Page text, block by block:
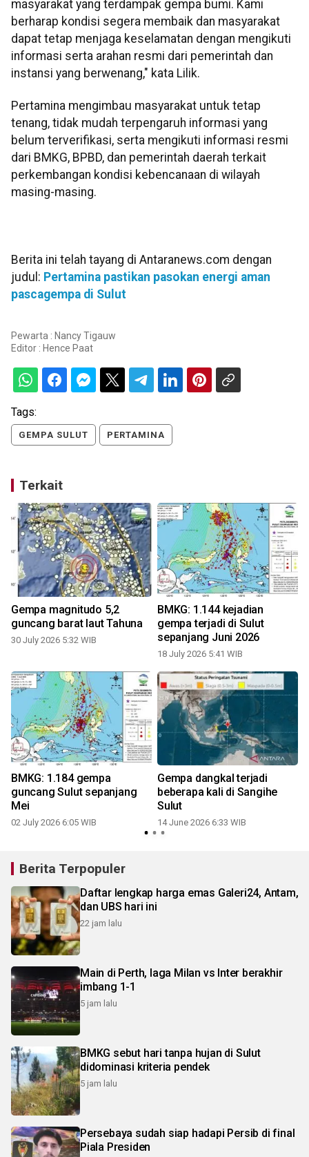
masyarakat yang terdampak gempa bumi. Kami
berharap kondisi segera membaik dan masyarakat
dapat tetap menjaga keselamatan dengan mengikuti
informasi serta arahan resmi dari pemerintah dan
instansi yang berwenang," kata Lilik.
Pertamina mengimbau masyarakat untuk tetap
tenang, tidak mudah terpengaruh informasi yang
belum terverifikasi, serta mengikuti informasi resmi
dari BMKG, BPBD, dan pemerintah daerah terkait
perkembangan kondisi kebencanaan di wilayah
masing-masing.
Berita ini telah tayang di Antaranews.com dengan
judul: Pertamina pastikan pasokan energi aman
pascagempa di Sulut
Pewarta : Nancy Tigauw
Editor : Hence Paat
Tags:
GEMPA SULUT PERTAMINA
Terkait
Gempa magnitudo 5,2
guncang barat laut Tahuna
30 July 2026 5:32 WIB
BMKG: 1.144 kejadian
gempa terjadi di Sulut
sepanjang Juni 2026
18 July 2026 5:41 WIB
BMKG: 1.184 gempa
guncang Sulut sepanjang
Mei
02 July 2026 6:05 WIB
Gempa dangkal terjadi
beberapa kali di Sangihe
Sulut
14 June 2026 6:33 WIB
Berita Terpopuler
Daftar lengkap harga emas Galeri24, Antam,
dan UBS hari ini
22 jam lalu
Main di Perth, laga Milan vs Inter berakhir
imbang 1-1
5 jam lalu
BMKG sebut hari tanpa hujan di Sulut
didominasi kriteria pendek
5 jam lalu
Persebaya sudah siap hadapi Persib di final
Piala Presiden